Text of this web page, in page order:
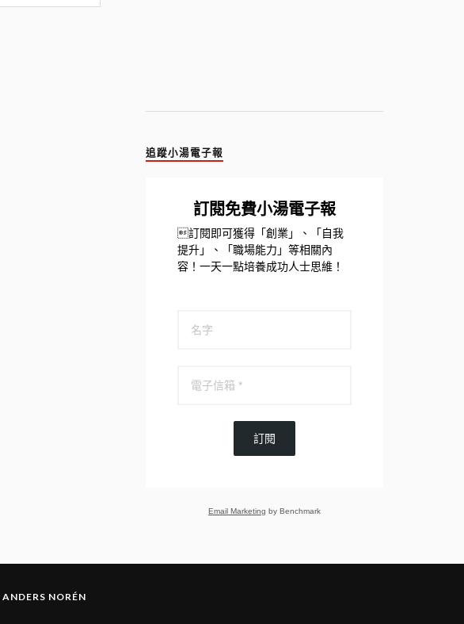
追蹤小湯電子報
訂閱免費小湯電子報
訂閱即可獲得「創業」、「自我
提升」、「職場能力」等相關內
容！一天一點培養成功人士思維！
訂閱
Email Marketing by Benchmark
ANDERS NORÉN